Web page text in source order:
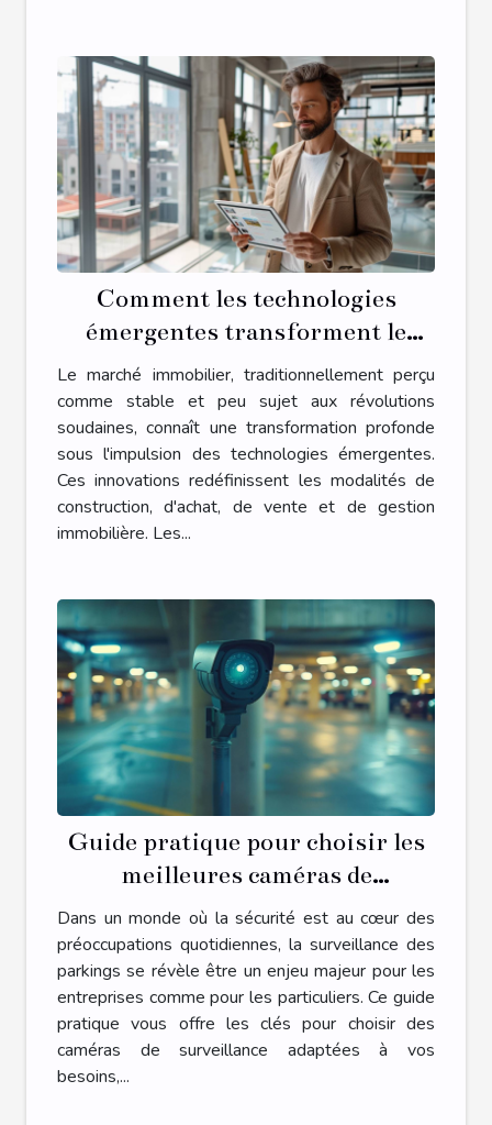
Comment les technologies
émergentes transforment le
marché immobilier
Le marché immobilier, traditionnellement perçu
comme stable et peu sujet aux révolutions
soudaines, connaît une transformation profonde
sous l'impulsion des technologies émergentes.
Ces innovations redéfinissent les modalités de
construction, d'achat, de vente et de gestion
immobilière. Les...
Guide pratique pour choisir les
meilleures caméras de
surveillance pour parkings
Dans un monde où la sécurité est au cœur des
préoccupations quotidiennes, la surveillance des
parkings se révèle être un enjeu majeur pour les
entreprises comme pour les particuliers. Ce guide
pratique vous offre les clés pour choisir des
caméras de surveillance adaptées à vos
besoins,...